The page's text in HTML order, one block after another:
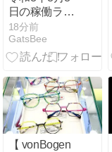
日の稼働ラン
キングが公
開！新台や人
気機種が超高
18分前
GatsBee
【 vonBogen